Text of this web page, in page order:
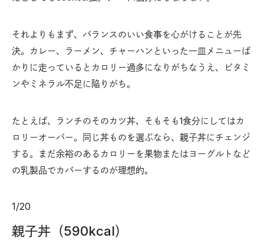
それよりもまず、バランスのいい食事を心がけることが先
決。カレー、ラーメン、チャーハンといった一皿メニューば
かりに走っているとカロリー過多になりがちなうえ、ビタミ
ンやミネラル不足に陥りがち。
たとえば、ランチのそのカツ丼、そもそも1食分にしてはカ
ロリーオーバー。同じ丼ものを選ぶなら、親子丼にチェンジ
する。まだ余裕のあるカロリーを果物またはヨーグルトなど
の乳製品でカバーするのが理想的。
1/20
親子丼（590kcal）